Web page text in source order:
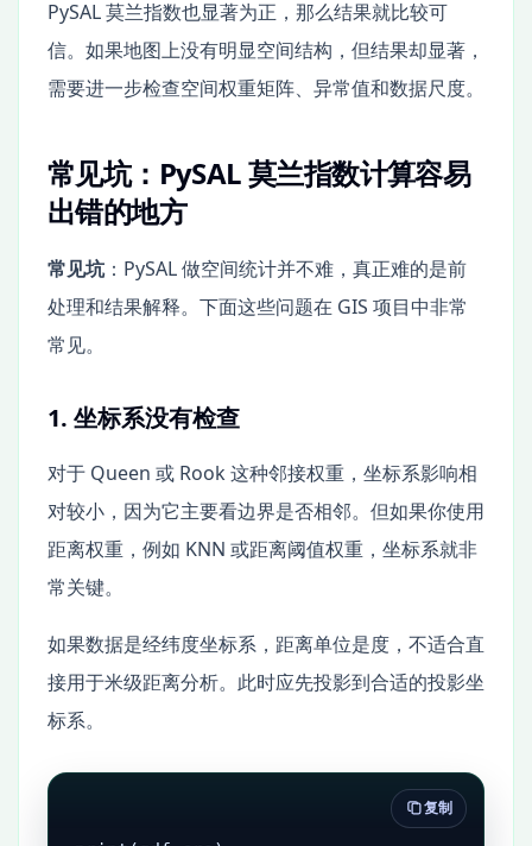
PySAL 莫兰指数也显著为正，那么结果就比较可
信。如果地图上没有明显空间结构，但结果却显著，
需要进一步检查空间权重矩阵、异常值和数据尺度。
常见坑：PySAL 莫兰指数计算容易
出错的地方
常见坑：PySAL 做空间统计并不难，真正难的是前
处理和结果解释。下面这些问题在 GIS 项目中非常
常见。
1. 坐标系没有检查
对于 Queen 或 Rook 这种邻接权重，坐标系影响相
对较小，因为它主要看边界是否相邻。但如果你使用
距离权重，例如 KNN 或距离阈值权重，坐标系就非
常关键。
如果数据是经纬度坐标系，距离单位是度，不适合直
接用于米级距离分析。此时应先投影到合适的投影坐
标系。
复制